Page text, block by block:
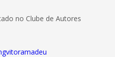
no Clube de Autores